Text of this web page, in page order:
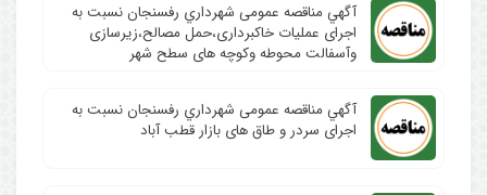
آگهي مناقصه عمومی شهرداري رفسنجان نسبت به
اجرای عملیات خاکبرداری،حمل مصالح،زیرسازی
وآسفالت محوطه وکوچه های سطح شهر
آگهي مناقصه عمومی شهرداري رفسنجان نسبت به
اجرای سردر و طاق های بازار قطب آباد